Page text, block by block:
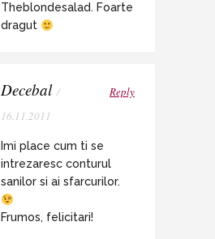
Theblondesalad. Foarte
dragut
Decebal /
16.11.2011
Reply
Imi place cum ti se
intrezaresc conturul
sanilor si ai sfarcurilor.
Frumos, felicitari!